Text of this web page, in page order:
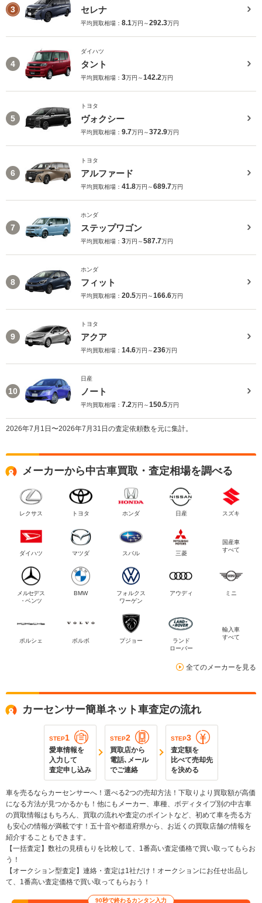
3 セレナ
平均買取相場： 8.1万円～292.3万円
4
ダイハツ
タント
平均買取相場： 3万円～142.2万円
5
トヨタ
ヴォクシー
平均買取相場： 9.7万円～372.9万円
6
トヨタ
アルファード
平均買取相場： 41.8万円～689.7万円
7
ホンダ
ステップワゴン
平均買取相場： 3万円～587.7万円
8
ホンダ
フィット
平均買取相場： 20.5万円～166.6万円
9
トヨタ
アクア
平均買取相場： 14.6万円～236万円
10
日産
ノート
平均買取相場： 7.2万円～150.5万円
2026年7月1日〜2026年7月31日の査定依頼数を元に集計。
メーカーから中古車買取・査定相場を調べる
レクサス トヨタ ホンダ 日産 スズキ
ダイハツ マツダ スバル 三菱
国産車
すべて
メルセデス
・ベンツ
BMW
フォルクス
ワーゲン
アウディ ミニ
ポルシェ ボルボ プジョー
ランド
ローバー
輸入車
すべて
全てのメーカーを見る
カーセンサー簡単ネット車査定の流れ
STEP1
愛車情報を
入力して
査定申し込み
STEP2
買取店から
電話､メール
でご連絡
STEP3
査定額を
比べて売却先
を決める
車を売るならカーセンサーへ！選べる2つの売却方法！下取りより買取額が高価
になる方法が見つかるかも！他にもメーカー、車種、ボディタイプ別の中古車
の買取情報はもちろん、買取の流れや査定のポイントなど、初めて車を売る方
も安心の情報が満載です！五十音や都道府県から、お近くの買取店舗の情報を
紹介することもできます。
【一括査定】数社の見積もりを比較して、1番高い査定価格で買い取ってもらお
う！
【オークション型査定】連絡・査定は1社だけ！オークションにお任せ出品し
て、1番高い査定価格で買い取ってもらおう！
90秒で終わるカンタン入力